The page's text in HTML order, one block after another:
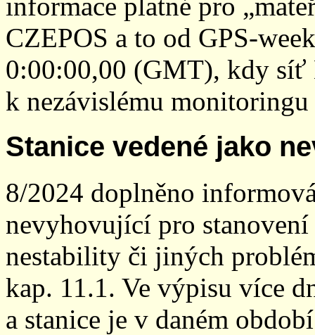
informace platné pro
CZEPOS a to od GPS-
0:00:00,00 (GMT), kdy síť
k nezávislému
Stanice vedené jako
8/2024 doplněno
nevyhovující pro
nestability či jiných
kap. 11.1. Ve výpisu více
a stanice je v daném